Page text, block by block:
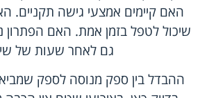
האם קיימים אמצעי גישה תקניים.
שיכול לטפל בזמן אמת. האם הפתרון
גם לאחר שעות של
ההבדל בין ספק מנוסה לספק